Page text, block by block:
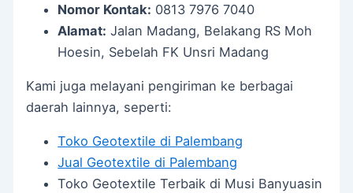
Nomor Kontak: 0813 7976 7040
Alamat: Jalan Madang, Belakang RS Moh
Hoesin, Sebelah FK Unsri Madang
Kami juga melayani pengiriman ke berbagai
daerah lainnya, seperti:
Toko Geotextile di Palembang
Jual Geotextile di Palembang
Toko Geotextile Terbaik di Musi Banyuasin